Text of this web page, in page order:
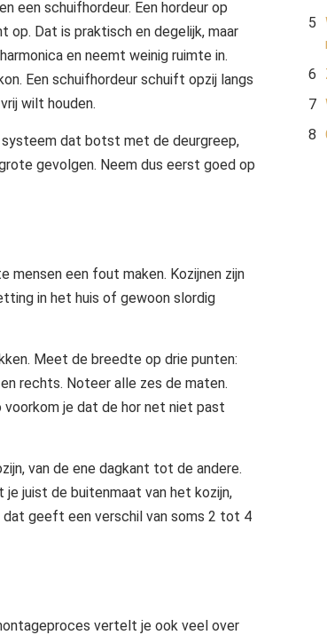
een schuifhordeur. Een hordeur op
op. Dat is praktisch en degelijk, maar
en neemt weinig ruimte in.
Een schuifhordeur schuift opzij langs
wilt houden.
systeem dat botst met de deurgreep,
gevolgen. Neem dus eerst goed op
een fout maken. Kozijnen zijn
in het huis of gewoon slordig
Meet de breedte op drie punten:
rechts. Noteer alle zes de maten.
je dat de hor net niet past
van de ene dagkant tot de andere.
je juist de buitenmaat van het kozijn,
dat geeft een verschil van soms 2 tot 4
vertelt je ook veel over